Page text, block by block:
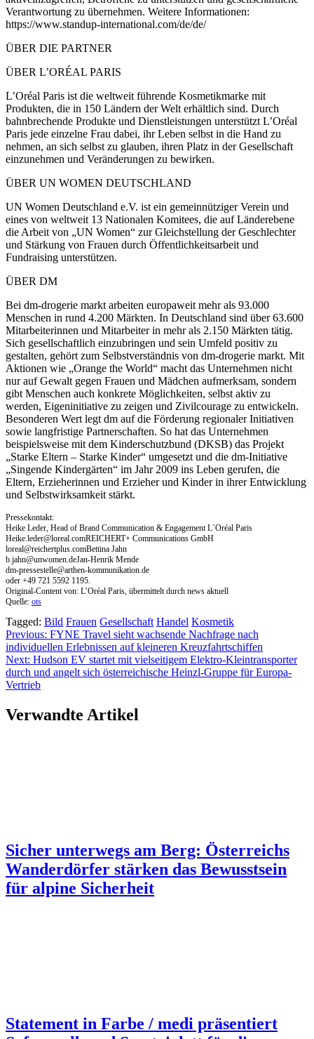
Verantwortung zu übernehmen. Weitere Informationen:
https://www.standup-international.com/de/de/
ÜBER DIE PARTNER
ÜBER L’ORÉAL PARIS
L’Oréal Paris ist die weltweit führende Kosmetikmarke mit
Produkten, die in 150 Ländern der Welt erhältlich sind. Durch
bahnbrechende Produkte und Dienstleistungen unterstützt L’Oréal
Paris jede einzelne Frau dabei, ihr Leben selbst in die Hand zu
nehmen, an sich selbst zu glauben, ihren Platz in der Gesellschaft
einzunehmen und Veränderungen zu bewirken.
ÜBER UN WOMEN DEUTSCHLAND
UN Women Deutschland e.V. ist ein gemeinnütziger Verein und
eines von weltweit 13 Nationalen Komitees, die auf Länderebene
die Arbeit von „UN Women“ zur Gleichstellung der Geschlechter
und Stärkung von Frauen durch Öffentlichkeitsarbeit und
Fundraising unterstützen.
ÜBER DM
Bei dm-drogerie markt arbeiten europaweit mehr als 93.000
Menschen in rund 4.200 Märkten. In Deutschland sind über 63.600
Mitarbeiterinnen und Mitarbeiter in mehr als 2.150 Märkten tätig.
Sich gesellschaftlich einzubringen und sein Umfeld positiv zu
gestalten, gehört zum Selbstverständnis von dm-drogerie markt. Mit
Aktionen wie „Orange the World“ macht das Unternehmen nicht
nur auf Gewalt gegen Frauen und Mädchen aufmerksam, sondern
gibt Menschen auch konkrete Möglichkeiten, selbst aktiv zu
werden, Eigeninitiative zu zeigen und Zivilcourage zu entwickeln.
Besonderen Wert legt dm auf die Förderung regionaler Initiativen
sowie langfristige Partnerschaften. So hat das Unternehmen
beispielsweise mit dem Kinderschutzbund (DKSB) das Projekt
„Starke Eltern – Starke Kinder“ umgesetzt und die dm-Initiative
„Singende Kindergärten“ im Jahr 2009 ins Leben gerufen, die
Eltern, Erzieherinnen und Erzieher und Kinder in ihrer Entwicklung
und Selbstwirksamkeit stärkt.
Pressekontakt:
Heike Leder, Head of Brand Communication & Engagement L´Oréal Paris
Heike.leder@loreal.comREICHERT+ Communications GmbH
loreal@reichertplus.comBettina Jahn
b.jahn@unwomen.deJan-Henrik Mende
dm-pressestelle@arthen-kommunikation.de
oder +49 721 5592 1195.
Original-Content von: L’Oréal Paris, übermittelt durch news aktuell
Quelle: ots
Tagged: Bild Frauen Gesellschaft Handel Kosmetik
Beitragsnavigation
Previous: FYNE Travel sieht wachsende Nachfrage nach
individuellen Erlebnissen auf kleineren Kreuzfahrtschiffen
Next: Hudson EV startet mit vielseitigem Elektro-Kleintransporter
durch und angelt sich österreichische Heinzl-Gruppe für Europa-
Vertrieb
Verwandte Artikel
Sicher unterwegs am Berg: Österreichs
Wanderdörfer stärken das Bewusstsein
für alpine Sicherheit
Statement in Farbe / medi präsentiert